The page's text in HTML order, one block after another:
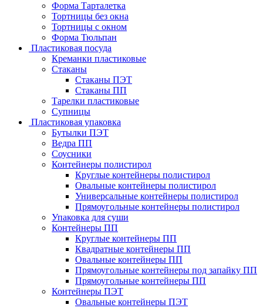
Форма Тарталетка
Тортницы без окна
Тортницы с окном
Форма Тюльпан
Пластиковая посуда
Креманки пластиковые
Стаканы
Стаканы ПЭТ
Стаканы ПП
Тарелки пластиковые
Супницы
Пластиковая упаковка
Бутылки ПЭТ
Ведра ПП
Соусники
Контейнеры полистирол
Круглые контейнеры полистирол
Овальные контейнеры полистирол
Универсальные контейнеры полистирол
Прямоугольные контейнеры полистирол
Упаковка для суши
Контейнеры ПП
Круглые контейнеры ПП
Квадратные контейнеры ПП
Овальные контейнеры ПП
Прямоугольные контейнеры под запайку ПП
Прямоугольные контейнеры ПП
Контейнеры ПЭТ
Овальные контейнеры ПЭТ